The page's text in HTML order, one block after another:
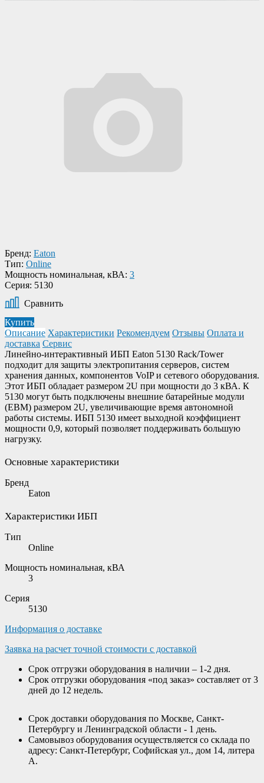
Бренд: Eaton
Тип: Online
Мощность номинальная, кВА: 3
Серия: 5130
Сравнить
Купить
Описание Характеристики Рекомендуем Отзывы Оплата и
доставка Сервис
Линейно-интерактивный ИБП Eaton 5130 Rack/Tower
подходит для защиты электропитания серверов, систем
хранения данных, компонентов VoIP и сетевого оборудования.
Этот ИБП обладает размером 2U при мощности до 3 кВА. К
5130 могут быть подключены внешние батарейные модули
(EBM) размером 2U, увеличивающие время автономной
работы системы. ИБП 5130 имеет выходной коэффициент
мощности 0,9, который позволяет поддерживать большую
нагрузку.
Основные характеристики
Бренд
Eaton
Характеристики ИБП
Тип
Online
Мощность номинальная, кВА
3
Серия
5130
Информация о доставке
Заявка на расчет точной стоимости с доставкой
Срок отгрузки оборудования в наличии – 1-2 дня.
Срок отгрузки оборудования «под заказ» составляет от 3
дней до 12 недель.
Срок доставки оборудования по Москве, Санкт-
Петербургу и Ленинградской области - 1 день.
Самовывоз оборудования осуществляется со склада по
адресу: Санкт-Петербург, Софийская ул., дом 14, литера
А.